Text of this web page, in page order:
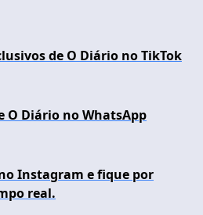
de O Diário no TikTok
O Diário no WhatsApp
Instagram e fique por
real.